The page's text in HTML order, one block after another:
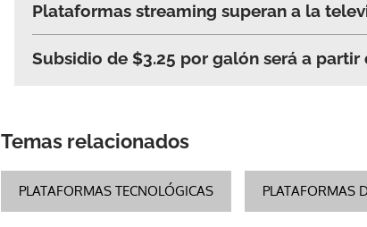
Plataformas streaming superan a la
Subsidio de $3.25 por galón será a
Temas relacionados
PLATAFORMAS TECNOLÓGICAS PLATAFORMAS